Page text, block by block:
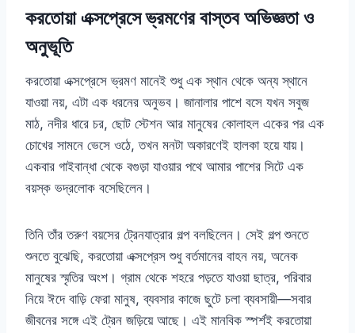
করতোয়া এক্সপ্রেসে ভ্রমণের বাস্তব অভিজ্ঞতা ও
অনুভূতি
করতোয়া এক্সপ্রেসে ভ্রমণ মানেই শুধু এক স্থান থেকে অন্য স্থানে
যাওয়া নয়, এটা এক ধরনের অনুভব। জানালার পাশে বসে যখন সবুজ
মাঠ, নদীর ধারে চর, ছোট স্টেশন আর মানুষের কোলাহল একের পর এক
চোখের সামনে ভেসে ওঠে, তখন মনটা অকারণেই হালকা হয়ে যায়।
একবার গাইবান্ধা থেকে বগুড়া যাওয়ার পথে আমার পাশের সিটে এক
বয়স্ক ভদ্রলোক বসেছিলেন।
তিনি তাঁর তরুণ বয়সের ট্রেনযাত্রার গল্প বলছিলেন। সেই গল্প শুনতে
শুনতে বুঝেছি, করতোয়া এক্সপ্রেস শুধু বর্তমানের বাহন নয়, অনেক
মানুষের স্মৃতির অংশ। গ্রাম থেকে শহরে পড়তে যাওয়া ছাত্র, পরিবার
নিয়ে ঈদে বাড়ি ফেরা মানুষ, ব্যবসার কাজে ছুটে চলা ব্যবসায়ী—সবার
জীবনের সঙ্গে এই ট্রেন জড়িয়ে আছে। এই মানবিক স্পর্শই করতোয়া